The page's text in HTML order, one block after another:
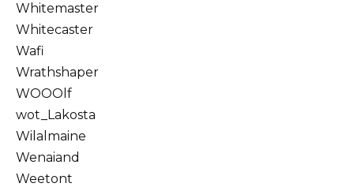
Whitemaster
Whitecaster
Wafi
Wrathshaper
WOOOlf
wot_Lakosta
Wilalmaine
Wenaiand
Weetont